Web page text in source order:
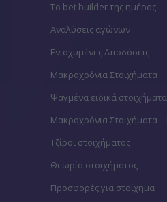
To bet builder της ημέρας
Αναλύσεις αγώνων
Ενισχυμένες Αποδόσεις
Μακροχρόνια Στοιχήματα
Ψαγμένα ειδικά στοιχήματα
Μακροχρόνια Στοιχήματα
Τζίροι στοιχήματος
Θεωρία στοιχήματος
Προσφορές για στοίχημα